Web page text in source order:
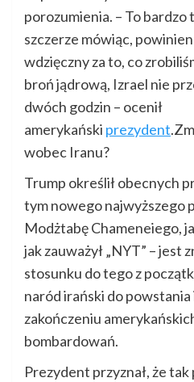
porozumienia. – To bardzo
szczerze mówiąc,
wdzięczny za to, co
broń jądrową, Izrael nie
dwóch godzin – ocenił
amerykański prezydent
wobec Iranu?
Trump określił obecnych
tym nowego najwyższego
Modżtabę Chameneiego,
jak zauważył „NYT” – jest
stosunku do tego z
naród irański do powstania
zakończeniu
bombardowań.
Prezydent przyznał, że tak